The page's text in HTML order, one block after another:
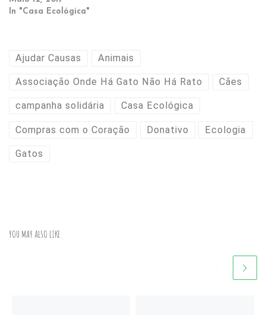
In "Casa Ecológica"
Ajudar Causas Animais
Associação Onde Há Gato Não Há Rato Cães
campanha solidária Casa Ecológica
Compras com o Coração Donativo Ecologia
Gatos
YOU MAY ALSO LIKE